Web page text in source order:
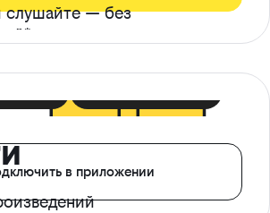
слушайте — без
в приложении